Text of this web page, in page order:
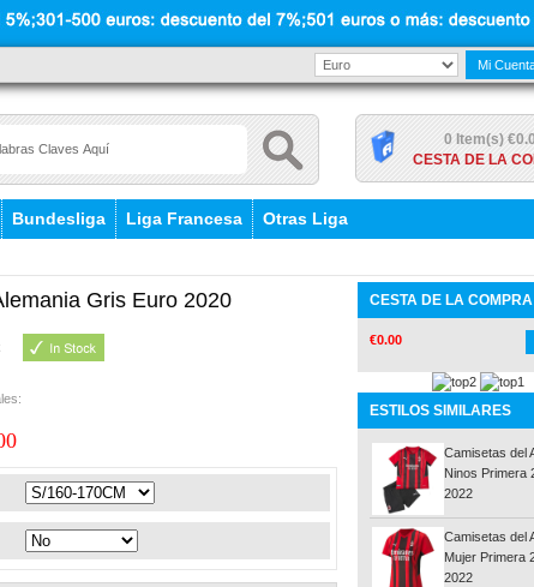
Mi
0 Item(s)
CESTA DE LA
Bundesliga Liga Francesa Otras Liga
Gris Euro 2020 CESTA DE LA COMPRA
€0.00
ESTILOS SIMILARES
Camisetas del
Ninos Primera
2022
Camisetas del
Mujer Primera
2022